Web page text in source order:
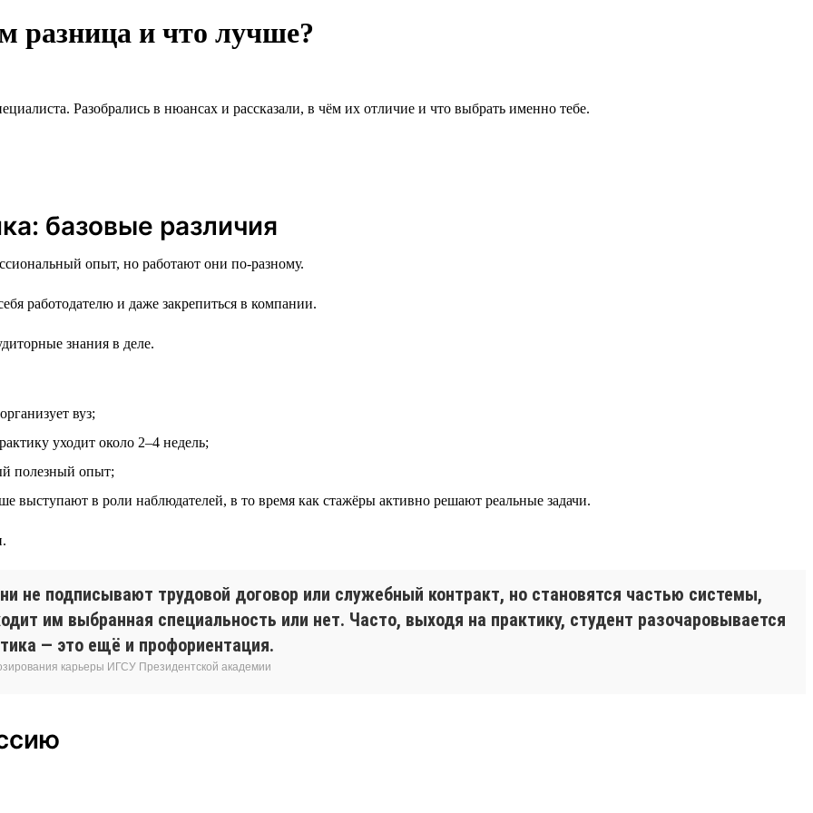
разница и что лучше?
Разобрались в нюансах и рассказали, в чём их отличие и что выбрать именно тебе.
базовые различия
опыт, но работают они по-разному.
работодателю и даже закрепиться в компании.
знания в деле.
вуз;
уходит около 2–4 недель;
полезный опыт;
выступают в роли наблюдателей, в то время как стажёры активно решают реальные задачи.
не подписывают трудовой договор или служебный контракт, но становятся частью системы,
им выбранная специальность или нет. Часто, выходя на практику, студент разочаровывается
— это ещё и профориентация.
карьеры ИГСУ Президентской академии